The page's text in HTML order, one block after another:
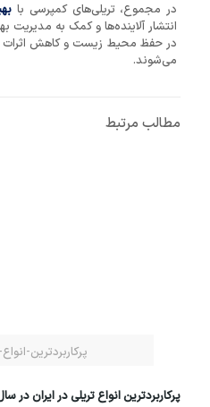
در مجموع، تریلی‌های کمپرسی با
انتشار آلاینده‌ها و کمک به مدیریت
در حفظ محیط‌ زیست و کاهش اثرات
می‌شوند.
مطالب مرتبط
پرکاربردترین-